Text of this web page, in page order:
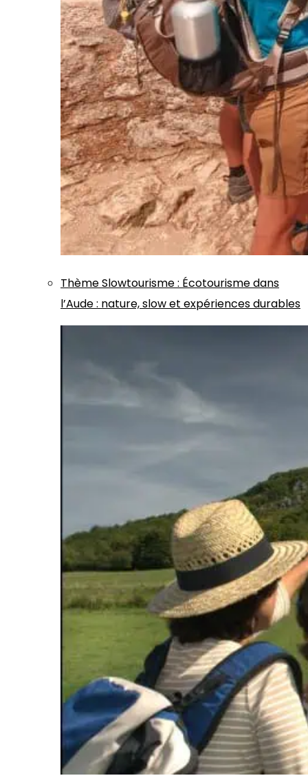
ThèmeSlowtourisme: Écotourisme dans
l’Aude : nature, slow et expériences durables